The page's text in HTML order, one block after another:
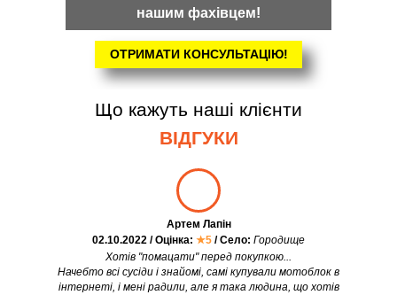
ОТРИМАТИ КОНСУЛЬТАЦІЮ!
нашим фахівцем!
Що кажуть наші клієнти
ВІДГУКИ
Хотів "помацати" перед покупкою...
Начебто всі сусіди і знайомі, самі купували мотоблок в
інтернеті, і мені радили, але я така людина, що хотів
Артем Лапін
02.10.2022 / Оцінка: ★5 / Село: Городище